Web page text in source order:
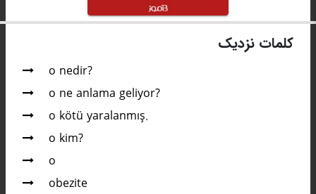
کلمات نزدیک
o nedir?
o ne anlama geliyor?
o kötü yaralanmış.
o kim?
o
obezite